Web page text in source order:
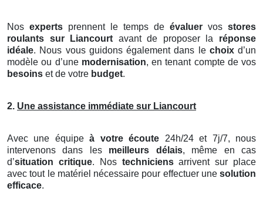
Nos experts prennent le temps de évaluer vos stores
roulants sur Liancourt avant de proposer la réponse
idéale. Nous vous guidons également dans le choixd’un
modèle ou d’une modernisation, en tenant compte de vos
besoins et de votre budget.
2. Une assistance immédiate sur Liancourt
Avec une équipeà votre écoute 24h/24 et 7j/7, nous
intervenons dans les meilleurs délais, même en cas
d’situation critique. Nos techniciensarrivent sur place
avec tout le matériel nécessaire pour effectuer une solution
efficace.